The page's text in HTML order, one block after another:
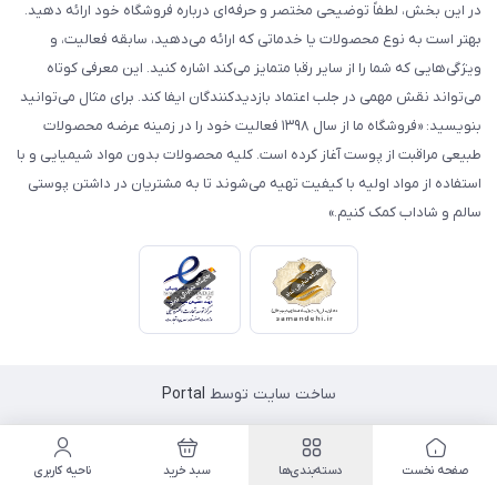
در این بخش، لطفاً توضیحی مختصر و حرفه‌ای درباره فروشگاه خود ارائه دهید.
بهتر است به نوع محصولات یا خدماتی که ارائه می‌دهید، سابقه فعالیت، و
ویژگی‌هایی که شما را از سایر رقبا متمایز می‌کند اشاره کنید. این معرفی کوتاه
می‌تواند نقش مهمی در جلب اعتماد بازدیدکنندگان ایفا کند. برای مثال می‌توانید
بنویسید: «فروشگاه ما از سال ۱۳۹۸ فعالیت خود را در زمینه عرضه محصولات
طبیعی مراقبت از پوست آغاز کرده است. کلیه محصولات بدون مواد شیمیایی و با
استفاده از مواد اولیه با کیفیت تهیه می‌شوند تا به مشتریان در داشتن پوستی
سالم و شاداب کمک کنیم.»
ساخت سایت توسط Portal
صفحه نخست دسته‌بندی‌ها سبد خرید ناحیه کاربری